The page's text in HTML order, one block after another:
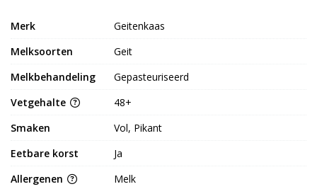
Merk
Geitenkaas
Melksoorten
Geit
Melkbehandeling
Gepasteuriseerd
Vetgehalte
48+
Smaken
Vol, Pikant
Eetbare korst
Ja
Allergenen
Melk